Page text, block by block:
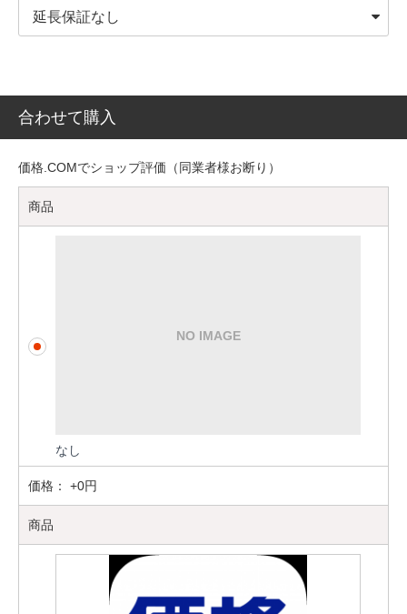
合わせて購入
価格.COMでショップ評価（同業者様お断り）
商品
なし
価格： +0円
商品